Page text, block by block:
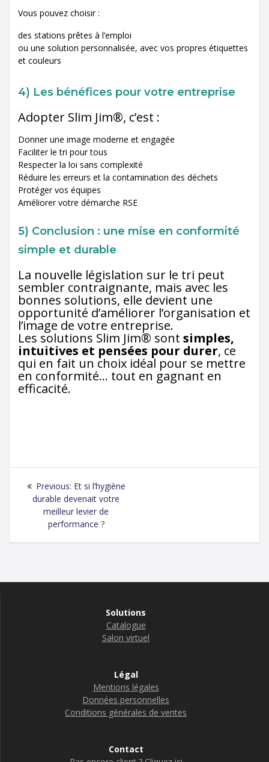
Vous pouvez choisir :
des stations prêtes à l’emploi
ou une solution personnalisée, avec vos propres étiquettes
et couleurs
4) Les bénéfices pour votre entreprise
Adopter Slim Jim®, c’est :
Donner une image moderne et engagée
Faciliter le tri pour tous
Respecter la loi sans complexité
Réduire les erreurs et la contamination des déchets
Protéger vos équipes
Améliorer votre démarche RSE
5) Conclusion : une mise en conformité
simple et durable
La nouvelle législation sur le tri peut
sembler contraignante, mais avec les
bonnes solutions, elle devient une
opportunité d’améliorer l’organisation et
l’image de votre entreprise.
Les solutions Slim Jim® sont simples,
intuitives et pensées pour durer, ce
qui en fait un choix idéal pour se mettre
en conformité… tout en gagnant en
efficacité.
Navigation
l’article
Previous: Previous
post:
Et si l’hygiène
durable devenait votre
meilleur levier de
performance ?
Solutions
Catalogue
Salon virtuel
Légal
Mentions légales
Données personnelles
Conditions générales de ventes
Contact